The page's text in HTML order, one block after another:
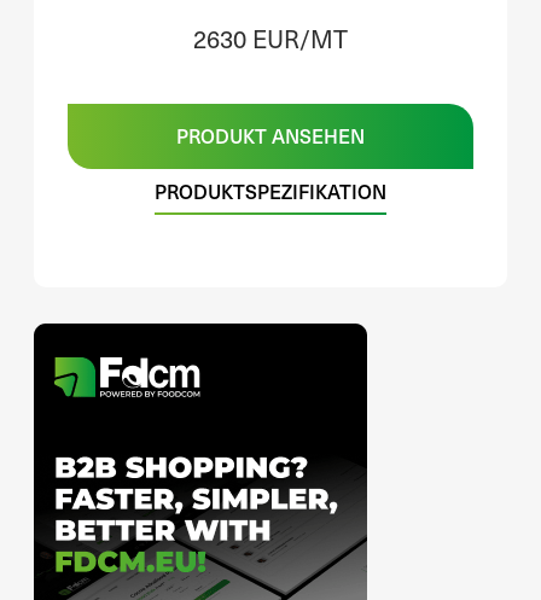
2630 EUR/MT
PRODUKT ANSEHEN
PRODUKTSPEZIFIKATION